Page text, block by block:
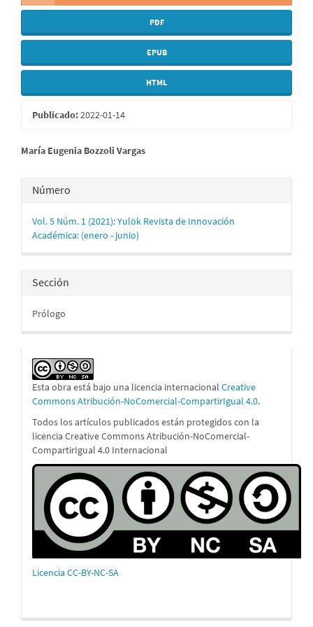
PDF
EPUB
HTML
Publicado:2022-01-14
Contenido
principal
del
artículo
María Eugenia Bozzoli Vargas
Detalles
del
artículo
Número
Vol. 5 Núm. 1 (2021): Yulök Revista de Innovación
Académica: (enero - junio)
Sección
Prólogo
Esta obra está bajo una licencia internacional Creative
Commons Atribución-NoComercial-CompartirIgual 4.0.
Todos los artículos publicados están protegidos con la
licencia Creative Commons Atribución-NoComercial-
CompartirIgual 4.0 Internacional
Licencia CC-BY-NC-SA